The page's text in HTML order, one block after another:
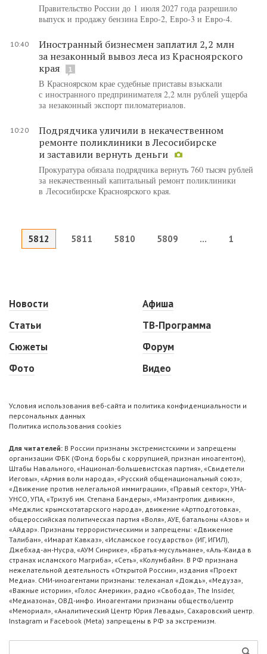
Правительство России до 1 июля 2027 года разрешило
выпуск и продажу бензина Евро-2, Евро-3 и Евро-4.
10:40
Иностранный бизнесмен заплатил 2,2 млн
за незаконный вывоз леса из Красноярского
края
1
В Красноярском крае судебные приставы взыскали
с иностранного предпринимателя 2,2 млн рублей ущерба
за незаконный экспорт пиломатериалов.
10:20
Подрядчика уличили в некачественном
ремонте поликлиники в Лесосибирске
и заставили вернуть деньги
Прокуратура обязала подрядчика вернуть 760 тысяч рублей
за некачественный капитальный ремонт поликлиники
в Лесосибирске Красноярского края.
5812 5811 5810 5809 ... 1
Новости
Статьи
Сюжеты
Фото
Афиша
ТВ-Программа
Форум
Видео
Условия использования веб-сайта и политика конфиденциальности и
персональных данных
Политика использования cookies
Для читателей: В России признаны экстремистскими и запрещены
организации ФБК (Фонд борьбы с коррупцией, признан иноагентом),
Штабы Навального, «Национал-большевистская партия», «Свидетели
Иеговы», «Армия воли народа», «Русский общенациональный союз»,
«Движение против нелегальной иммиграции», «Правый сектор», УНА-
УНСО, УПА, «Тризуб им. Степана Бандеры», «Мизантропик дивижн»,
«Меджлис крымскотатарского народа», движение «Артподготовка»,
общероссийская политическая партия «Воля», АУЕ, батальоны «Азов» и
«Айдар». Признаны террористическими и запрещены: «Движение
Талибан», «Имарат Кавказ», «Исламское государство» (ИГ, ИГИЛ),
Джебхад-ан-Нусра, «АУМ Синрике», «Братья-мусульмане», «Аль-Каида в
странах исламского Магриба», «Сеть», «Колумбайн». В РФ признана
нежелательной деятельность «Открытой России», издания «Проект
Медиа». СМИ-иноагентами признаны: телеканал «Дождь», «Медуза»,
«Важные истории», «Голос Америки», радио «Свобода», The Insider,
«Медиазона», ОВД-инфо. Иноагентами признаны общество/центр
«Мемориал», «Аналитический Центр Юрия Левады», Сахаровский центр.
Instagram и Facebook (Metа) запрещены в РФ за экстремизм.